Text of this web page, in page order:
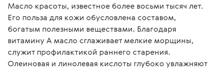
Масло красоты, известное более восьми тысяч лет.
Его польза для кожи обусловлена составом,
богатым полезными веществами. Благодаря
витамину А масло сглаживает мелкие морщины,
служит профилактикой раннего старения.
Олеиновая и линолевая кислоты глубоко увлажняют